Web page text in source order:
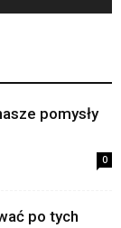
pomysły
0
po tych